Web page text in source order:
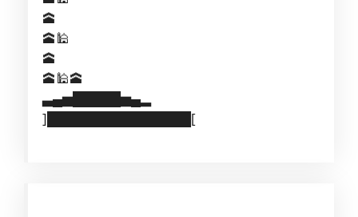
🕋
🕋🕌
🕋
🕋🕌🕋
▃▄▅█████▅▄▂
]███████████████[